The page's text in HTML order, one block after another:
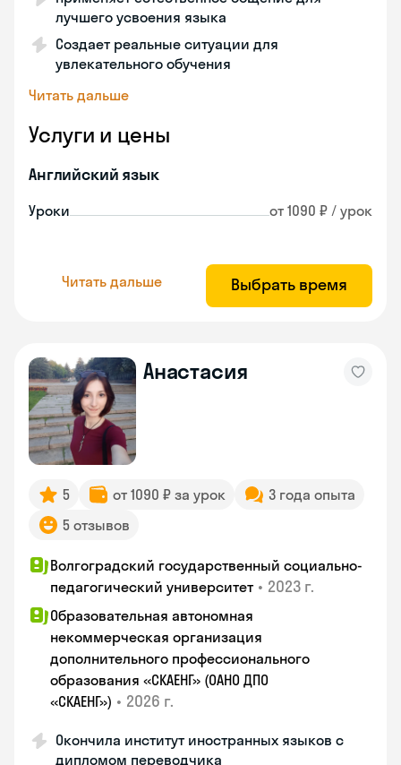
лучшего усвоения языка
Создает реальные ситуации для
увлекательного обучения
Читать дальше
Услуги и цены
Английский язык
Уроки от 1090 ₽ / урок
Читать дальше Выбрать время
Анастасия
5 от 1090 ₽ за урок
3 года опыта
5 отзывов
Волгоградский государственный социально-
педагогический университет • 2023 г.
Образовательная автономная
некоммерческая организация
дополнительного профессионального
образования «СКАЕНГ» (ОАНО ДПО
«СКАЕНГ») • 2026 г.
Окончила институт иностранных языков с
дипломом переводчика